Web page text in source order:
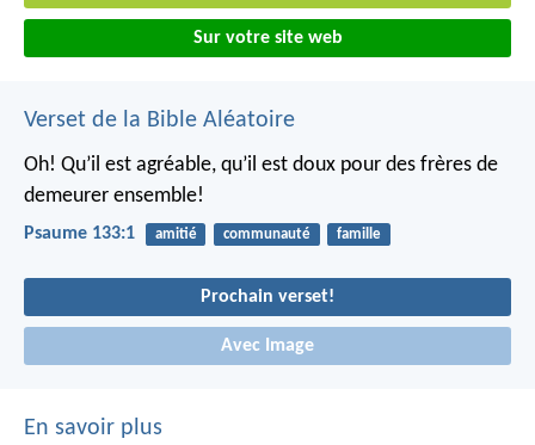
Sur votre site web
Verset de la Bible Aléatoire
Oh! Qu’il est agréable, qu’il est doux pour des frères de
demeurer ensemble!
Psaume 133:1 amitié communauté famille
Prochain verset!
Avec Image
En savoir plus